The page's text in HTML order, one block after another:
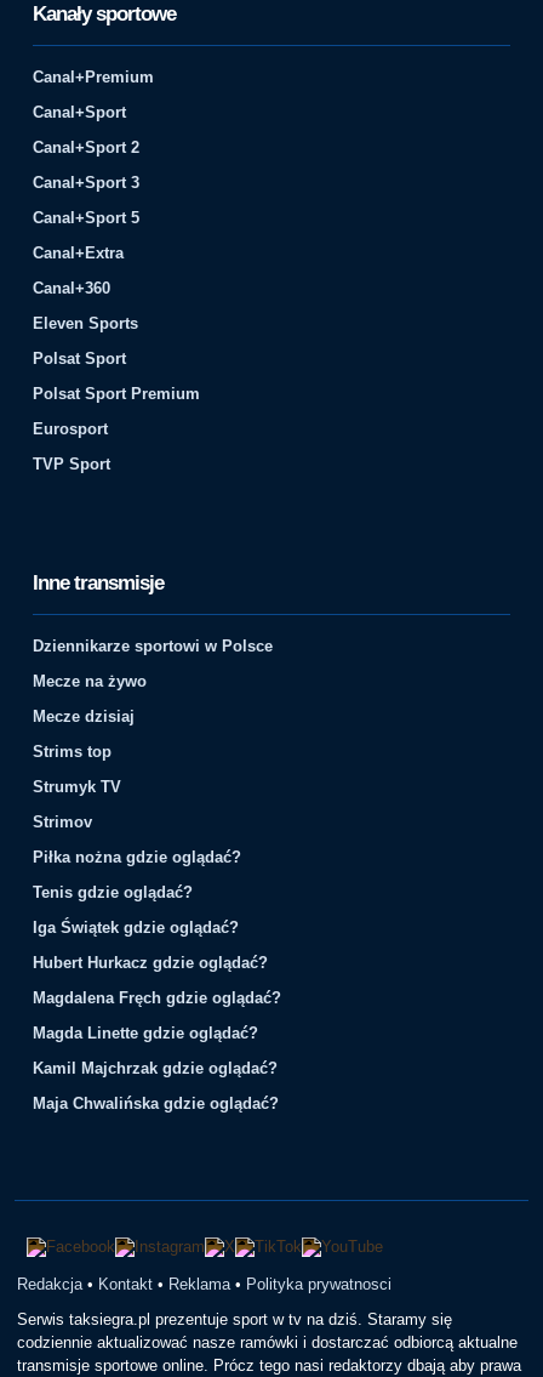
Kanały sportowe
Canal+Premium
Canal+Sport
Canal+Sport 2
Canal+Sport 3
Canal+Sport 5
Canal+Extra
Canal+360
Eleven Sports
Polsat Sport
Polsat Sport Premium
Eurosport
TVP Sport
Inne transmisje
Dziennikarze sportowi w Polsce
Mecze na żywo
Mecze dzisiaj
Strims top
Strumyk TV
Strimov
Piłka nożna gdzie oglądać?
Tenis gdzie oglądać?
Iga Świątek gdzie oglądać?
Hubert Hurkacz gdzie oglądać?
Magdalena Fręch gdzie oglądać?
Magda Linette gdzie oglądać?
Kamil Majchrzak gdzie oglądać?
Maja Chwalińska gdzie oglądać?
Redakcja • Kontakt • Reklama • Polityka prywatnosci
Serwis taksiegra.pl prezentuje sport w tv na dziś. Staramy się
codziennie aktualizować nasze ramówki i dostarczać odbiorcą aktualne
transmisje sportowe online. Prócz tego nasi redaktorzy dbają aby prawa